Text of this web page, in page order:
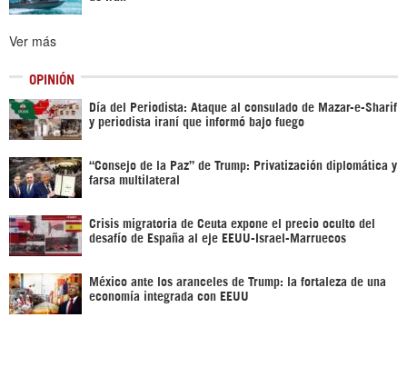
Ver más
OPINIÓN
Día del Periodista: Ataque al consulado de Mazar-e-Sharif
y periodista iraní que informó bajo fuego
“Consejo de la Paz” de Trump: Privatización diplomática y
farsa multilateral
Crisis migratoria de Ceuta expone el precio oculto del
desafío de España al eje EEUU-Israel-Marruecos
México ante los aranceles de Trump: la fortaleza de una
economía integrada con EEUU